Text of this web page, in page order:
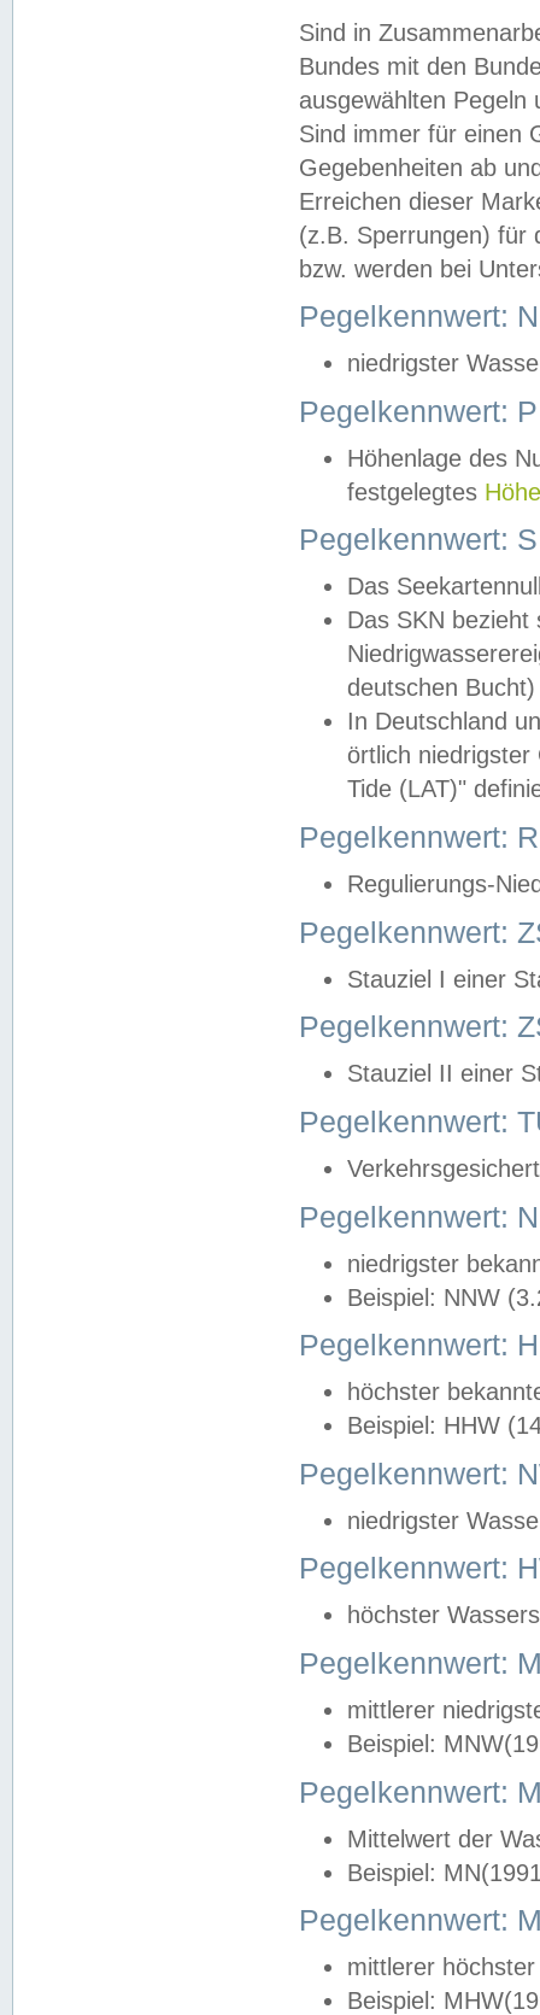
Sind in
Bundes mit den
ausgewählten
Sind immer für einen
Gegebenheiten ab
Erreichen dieser
(z.B. Sperrungen) für
bzw. werden bei
Pegelkennwert:
niedrigster
Pegelkennwert:
Höhenlage des
festgelegtes
Pegelkennwert:
Das
Das SKN
deutschen
In Deutschland
örtlich
Tide (LAT)"
Pegelkennwert:
Regulierungs-
Pegelkennwert:
Stauziel I einer
Pegelkennwert:
Stauziel II einer
Pegelkennwert:
Pegelkennwert:
niedrigster
Beispiel: NNW
Pegelkennwert:
höchster
Beispiel: HHW
Pegelkennwert:
niedrigster
Pegelkennwert:
höchster
Pegelkennwert:
mittlerer
Beispiel:
Pegelkennwert:
Mittelwert der
Beispiel:
Pegelkennwert:
mittlerer
Beispiel: